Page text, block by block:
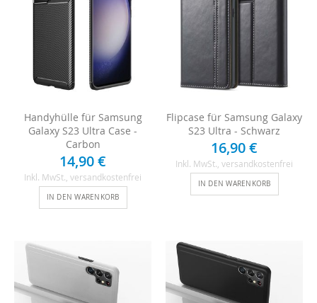
Handyhülle für Samsung
Galaxy S23 Ultra Case -
Carbon
14,90 €
Inkl. MwSt. , versandkostenfrei
IN DEN WARENKORB
Flipcase für Samsung Galaxy
S23 Ultra - Schwarz
16,90 €
Inkl. MwSt. , versandkostenfrei
IN DEN WARENKORB